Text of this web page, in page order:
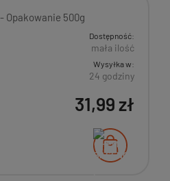
Opakowanie 500g
Dostępność:
mała ilość
Wysyłka w:
24 godziny
31,99 zł